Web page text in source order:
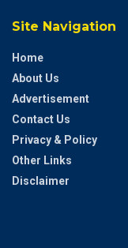
Site Navigation
Home
About Us
Advertisement
Contact Us
Privacy & Policy
Other Links
Disclaimer